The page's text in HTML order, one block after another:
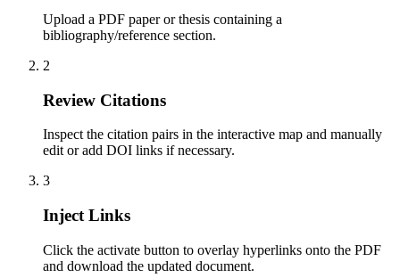
Upload a PDF paper or thesis containing a
bibliography/reference section.
2
Review Citations
Inspect the citation pairs in the interactive map and manually
edit or add DOI links if necessary.
3
Inject Links
Click the activate button to overlay hyperlinks onto the PDF
and download the updated document.